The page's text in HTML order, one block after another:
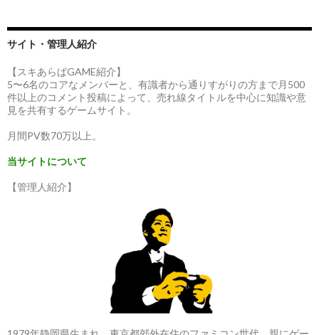
サイト・管理人紹介
【スキあらばGAME紹介】
5〜6名のコアなメンバーと、有識者から通りすがりの方まで月500
件以上のコメント投稿によって、売れ線タイトルを中心に知識や意
見を共有するゲームサイト。
月間PV数70万以上。
当サイトについて
【管理人紹介】